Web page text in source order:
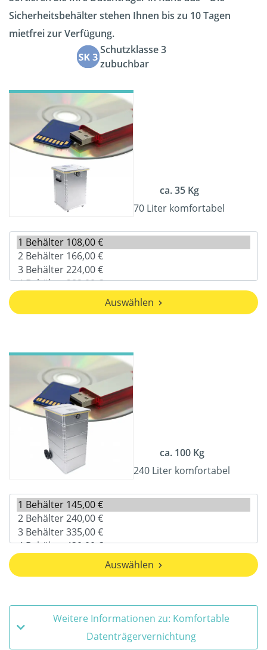
Sicherheitsbehälter stehen Ihnen bis zu 10 Tagen
mietfrei zur Verfügung.
Schutzklasse 3
zubuchbar
ca. 35 Kg
70 Liter komfortabel
Auswählen
ca. 100 Kg
240 Liter komfortabel
Auswählen
Weitere Informationen zu: Komfortable
Datenträgervernichtung